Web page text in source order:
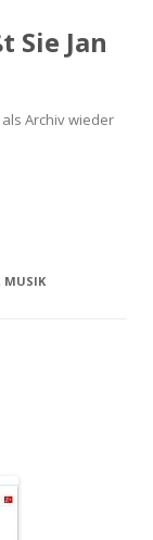
Sie Jan
Archiv wieder
MUSIK